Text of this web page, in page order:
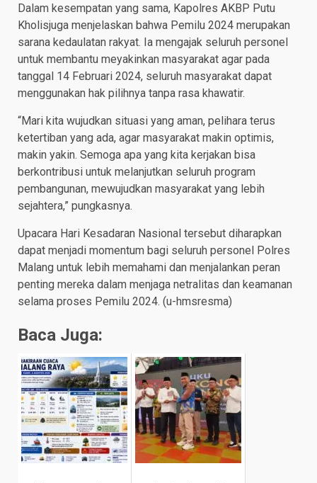
Dalam kesempatan yang sama, Kapolres AKBP Putu
Kholisjuga menjelaskan bahwa Pemilu 2024 merupakan
sarana kedaulatan rakyat. Ia mengajak seluruh personel
untuk membantu meyakinkan masyarakat agar pada
tanggal 14 Februari 2024, seluruh masyarakat dapat
menggunakan hak pilihnya tanpa rasa khawatir.
“Mari kita wujudkan situasi yang aman, pelihara terus
ketertiban yang ada, agar masyarakat makin optimis,
makin yakin. Semoga apa yang kita kerjakan bisa
berkontribusi untuk melanjutkan seluruh program
pembangunan, mewujudkan masyarakat yang lebih
sejahtera,” pungkasnya.
Upacara Hari Kesadaran Nasional tersebut diharapkan
dapat menjadi momentum bagi seluruh personel Polres
Malang untuk lebih memahami dan menjalankan peran
penting mereka dalam menjaga netralitas dan keamanan
selama proses Pemilu 2024. (u-hmsresma)
Baca Juga: